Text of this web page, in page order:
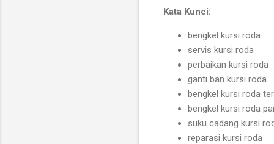
Kata Kunci:
bengkel kursi roda
servis kursi roda
perbaikan kursi roda
ganti ban kursi roda
bengkel kursi roda
bengkel kursi roda
suku cadang kursi
reparasi kursi roda